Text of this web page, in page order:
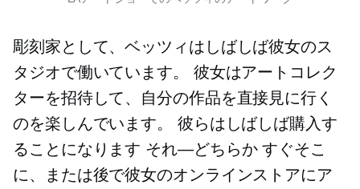
彫刻家として、ベッツィはしばしば彼女のス
タジオで働いています。 彼女はアートコレク
ターを招待して、自分の作品を直接見に行く
のを楽しんでいます。 彼らはしばしば購入す
ることになります それ—どちらかすぐそこ
に、または後で彼女のオンラインストアにア